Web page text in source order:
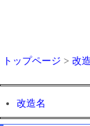
トップページ > 改
改造名